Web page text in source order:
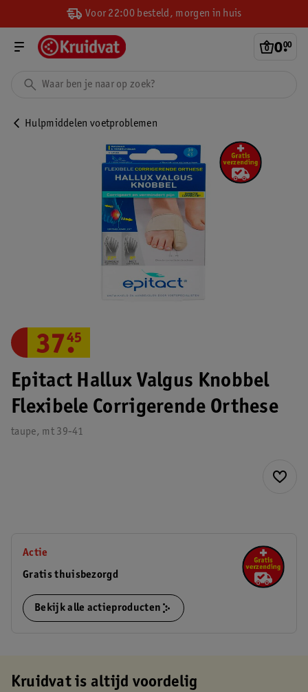
Voor 22:00 besteld, morgen in huis
0.
00
Hulpmiddelen voetproblemen
Epitact Hallux Valgus Knobbel
Flexibele Corrigerende Orthese
taupe, mt 39-41
37.
45
Actie
Gratis thuisbezorgd
Bekijk alle actieproducten
Kruidvat is altijd voordelig